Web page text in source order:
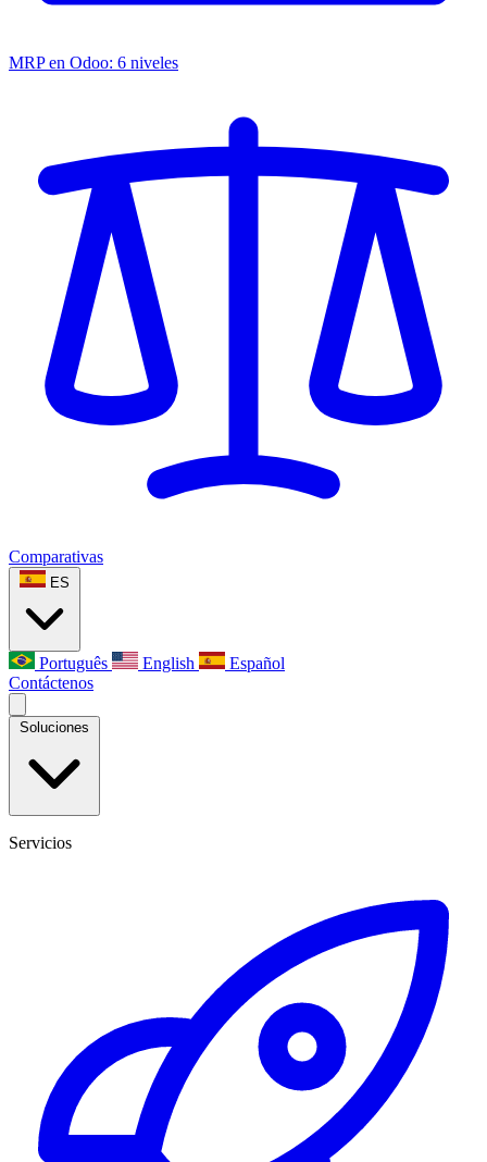
MRP en Odoo: 6 niveles
Comparativas
ES
Português English
Español
Contáctenos
Soluciones
Servicios